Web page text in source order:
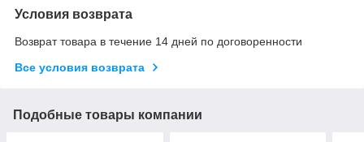
Условия возврата
Возврат товара в течение 14 дней по договоренности
Все условия возврата
Подобные товары компании